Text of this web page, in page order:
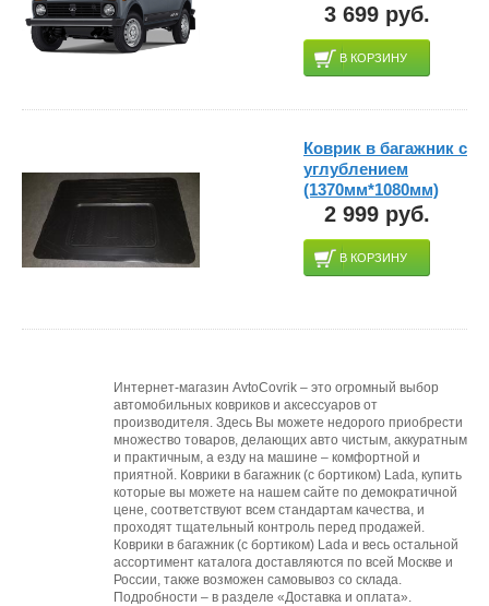
3 699 руб.
В КОРЗИНУ
Коврик в багажник с
углублением
(1370мм*1080мм)
2 999 руб.
В КОРЗИНУ
Интернет-магазин AvtoCovrik – это огромный выбор
автомобильных ковриков и аксессуаров от
производителя. Здесь Вы можете недорого приобрести
множество товаров, делающих авто чистым, аккуратным
и практичным, а езду на машине – комфортной и
приятной. Коврики в багажник (с бортиком) Lada, купить
которые вы можете на нашем сайте по демократичной
цене, соответствуют всем стандартам качества, и
проходят тщательный контроль перед продажей.
Коврики в багажник (с бортиком) Lada и весь остальной
ассортимент каталога доставляются по всей Москве и
России, также возможен самовывоз со склада.
Подробности – в разделе «Доставка и оплата».